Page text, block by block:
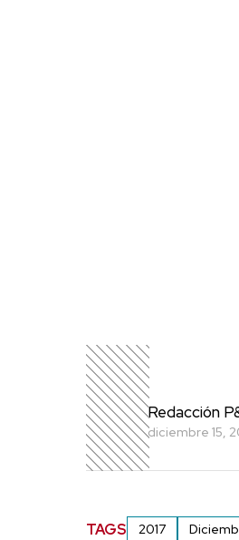
Redacción
diciembre 15,
TAGS 2017